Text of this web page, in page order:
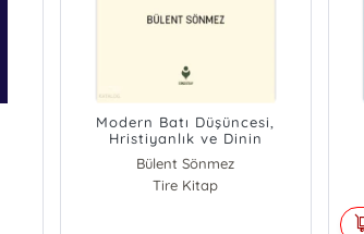
Modern Batı Düşüncesi,
Hristiyanlık ve Dinin
Kökeni;Kutsalın Kökeni
Üzerine Bir İnceleme
Bülent Sönmez
Tire Kitap